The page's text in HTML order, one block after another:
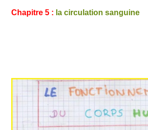
Chapitre 5 : la circulation sanguine